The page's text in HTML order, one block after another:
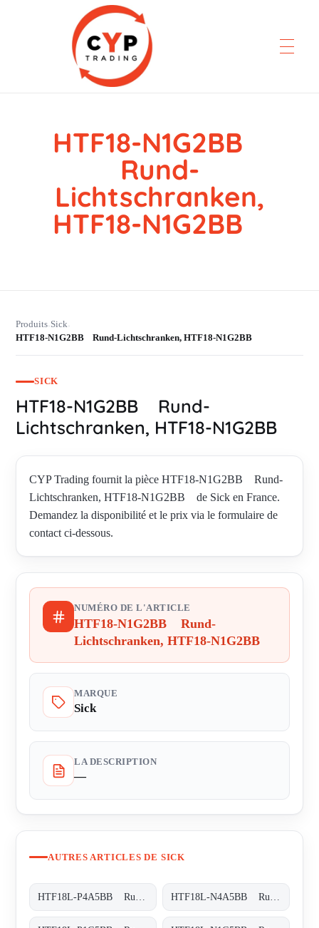
CYP Trading
Professionelle Ersatzteilbeschaffung
HTF18-N1G2BB
Rund-
Lichtschranken,
HTF18-N1G2BB
Produits›Sick›
HTF18-N1G2BB Rund-Lichtschranken, HTF18-N1G2BB
SICK
HTF18-N1G2BB Rund-
Lichtschranken, HTF18-N1G2BB
CYP Trading fournit la pièce HTF18-N1G2BB Rund-
Lichtschranken, HTF18-N1G2BB de Sick en France.
Demandez la disponibilité et le prix via le formulaire de
contact ci-dessous.
NUMÉRO DE L'ARTICLE
HTF18-N1G2BB Rund-
Lichtschranken, HTF18-N1G2BB
MARQUE
Sick
LA DESCRIPTION
—
AUTRES ARTICLES DE SICK